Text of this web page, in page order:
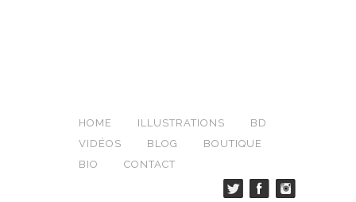
HOME ILLUSTRATIONS
BD
VIDÉOS
BLOG
BOUTIQUE
BIO
CONTACT